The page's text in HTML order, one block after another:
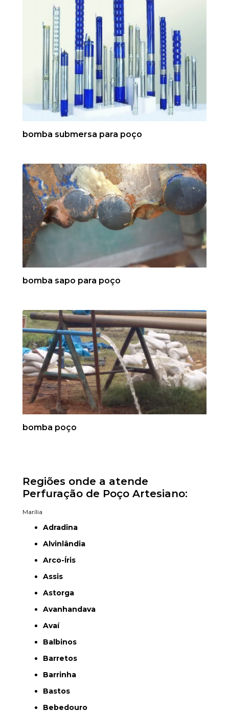
bomba submersa para poço
bomba sapo para poço
bomba poço
Regiões onde a atende
Perfuração de Poço Artesiano:
Marília
Adradina
Alvinlândia
Arco-Íris
Assis
Astorga
Avanhandava
Avaí
Balbinos
Barretos
Barrinha
Bastos
Bebedouro